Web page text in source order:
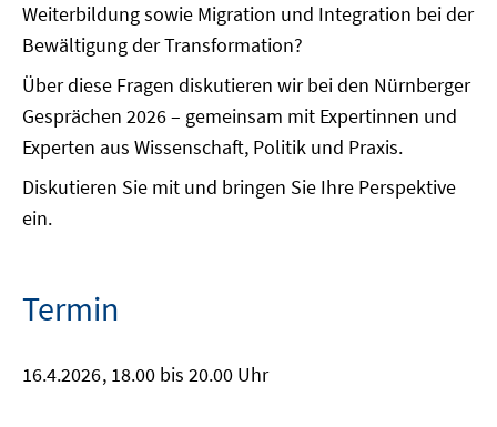
Weiterbildung sowie Migration und Integration bei der
Bewältigung der Transformation?
Über diese Fragen diskutieren wir bei den Nürnberger
Gesprächen 2026 – gemeinsam mit Expertinnen und
Experten aus Wissenschaft, Politik und Praxis.
Diskutieren Sie mit und bringen Sie Ihre Perspektive
ein.
Termin
16.4.2026, 18.00 bis 20.00 Uhr